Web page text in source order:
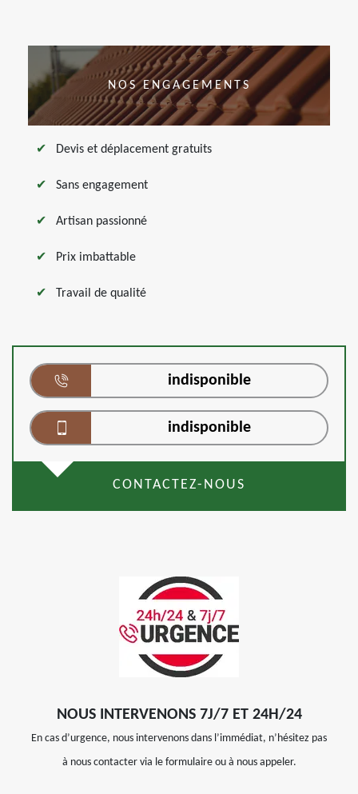
NOS ENGAGEMENTS
Devis et déplacement gratuits
Sans engagement
Artisan passionné
Prix imbattable
Travail de qualité
indisponible
indisponible
CONTACTEZ-NOUS
NOUS INTERVENONS 7J/7 ET 24H/24
En cas d’urgence, nous intervenons dans l’immédiat, n’hésitez pas
à nous contacter via le formulaire ou à nous appeler.